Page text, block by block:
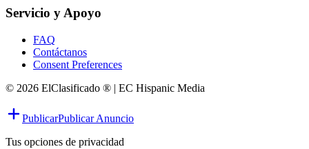
Servicio y Apoyo
FAQ
Contáctanos
Consent Preferences
© 2026 ElClasificado ® | EC Hispanic Media
PublicarPublicar Anuncio
Tus opciones de privacidad